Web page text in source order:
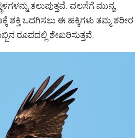
ತಲುಪುತ್ತವೆ. ವಲಸೆಗೆ ಮುನ್ನ,
ಶಕ್ತಿ ಒದಗಿಸಲು ಈ ಹಕ್ಕಿಗಳು ತಮ್ಮ ಶರೀರ
ರೂಪದಲ್ಲಿ ಶೇಖರಿಸುತ್ತವೆ.